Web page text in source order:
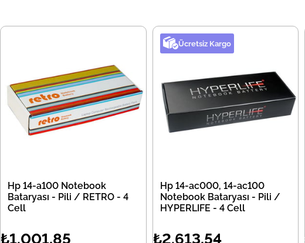
Hp 14-a100 Notebook
Bataryası - Pili / RETRO - 4
Cell
₺1.001,85
Ücretsiz Kargo
Hp 14-ac000, 14-ac100
Notebook Bataryası - Pili /
HYPERLIFE - 4 Cell
₺2.613,54